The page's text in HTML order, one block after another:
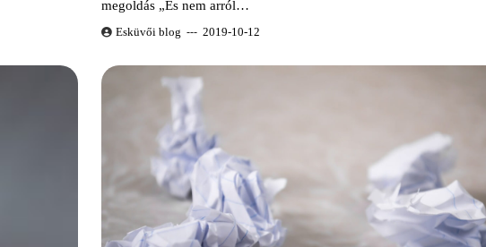
megoldás „És nem arról…
Esküvői blog 2019-10-12